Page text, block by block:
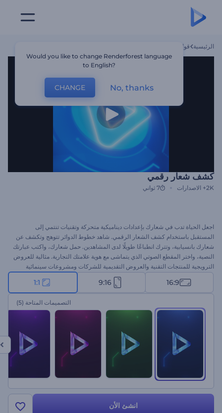
الرئيسية قوالب
كشف شعار رقمي
2K+ الاصدارات 7 ثواني
اجعل الحياة تدب في شعارك بإعدادات ديناميكية متحركة وتقنيات تنتمي إلى
المستقبل باستخدام كشف الشعار الرقمي. شاهد خطوط الدوائر تتوهج وتكشف عن
شعارك بانسيابية، وتترك انطباعًا طويلًا لدى المشاهدين. حمل شعارك، واكتب عبارتك
النصية، واختر المقطع الصوتي الذي يتماشى مع هوية علامتك التجارية. مثالية للعروض
الترويجية للمنتجات التقنية والعروض التقديمية للشركات ومشروعات سينمائية
وغيرها. ابدأ الآن واترك علامتك في العالم الرقمي!
16:9
9:16
1:1
التصميمات المتاحة (5)
انشئ الأن
Would you like to change Renderforest language
to English?
CHANGE No, thanks